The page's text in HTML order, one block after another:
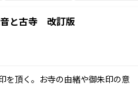
と古寺 改訂版
を頂く。お寺の由緒や御朱印の意